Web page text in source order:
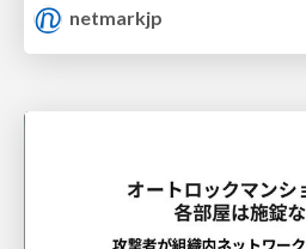
netmarkjp